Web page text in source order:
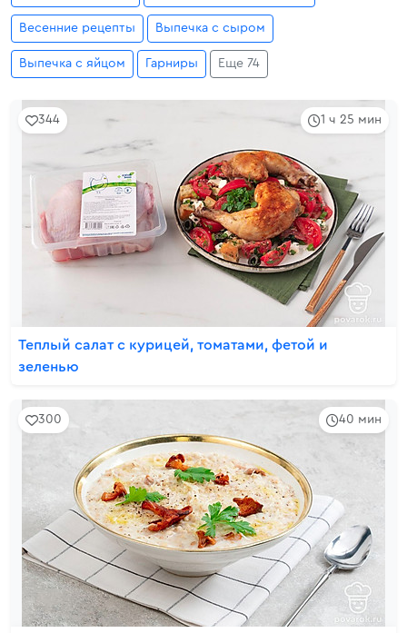
Весенние рецепты Выпечка с сыром
Выпечка с яйцом Гарниры Еще 74
1 ч 25 мин
344
Теплый салат с курицей, томатами, фетой и
зеленью
40 мин
300